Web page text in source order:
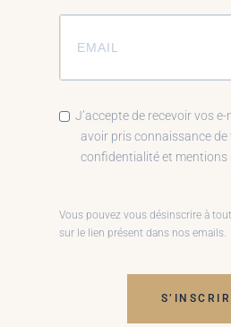
J’accepte de recevoir vos
avoir pris connaissance
confidentialité et mentions
Vous pouvez vous désinscrire à
sur le lien présent dans nos emails.